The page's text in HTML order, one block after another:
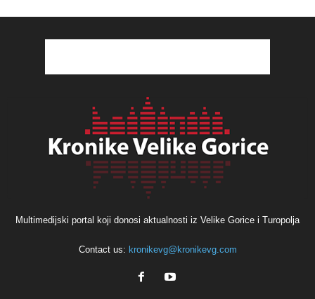
Multimedijski portal koji donosi aktualnosti iz Velike Gorice i Turopolja
Contact us: kronikevg@kronikevg.com